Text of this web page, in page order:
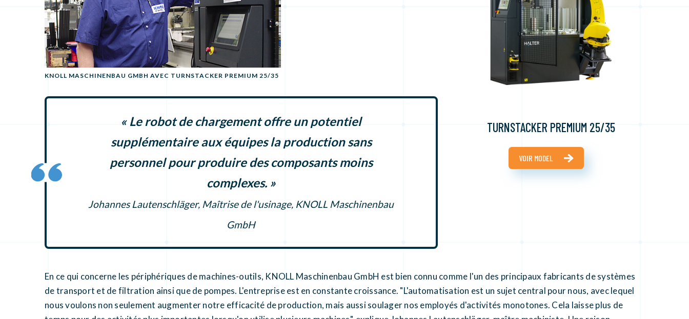
KNOLL MASCHINENBAU GMBH AVEC TURNSTACKER PREMIUM 25/35
« Le robot de chargement offre un potentiel
supplémentaire aux équipes la production sans
personnel pour produire des composants moins
complexes. »
Johannes Lautenschläger, Maîtrise de l'usinage, KNOLL Maschinenbau
GmbH
TURNSTACKER PREMIUM 25/35
VOIR MODEL
En ce qui concerne les périphériques de machines-outils, KNOLL Maschinenbau GmbH est bien connu comme l'un des principaux fabricants de systèmes
de transport et de filtration ainsi que de pompes. L'entreprise est en constante croissance. "L'automatisation est un sujet central pour nous, avec lequel
nous voulons non seulement augmenter notre efficacité de production, mais aussi soulager nos employés d'activités monotones. Cela laisse plus de